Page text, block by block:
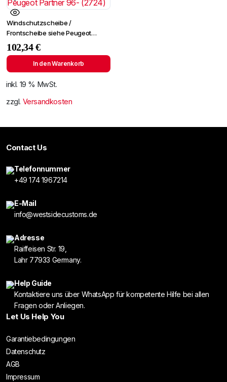
Windschutzscheibe /
Frontscheibe siehe Peugeot
Partner 96- (2724)
102,34€
In den Warenkorb
inkl. 19 % MwSt.
zzgl. Versandkosten
Contact Us
Telefonnummer
+49 174 1967214
E-Mail
info@westsidecustoms.de
Adresse
Raiffeisen Str. 19,
Lahr 77933 Germany.
Help Guide
Kontaktiere uns über WhatsApp für kompetente Hilfe bei allen
Fragen oder Anliegen.
Let Us Help You
Garantiebedingungen
Datenschutz
AGB
Impressum